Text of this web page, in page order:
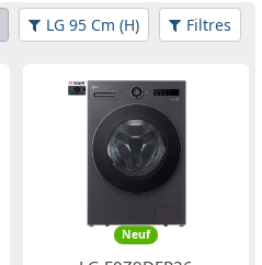
LG 95 Cm (H) Filtres
Neuf